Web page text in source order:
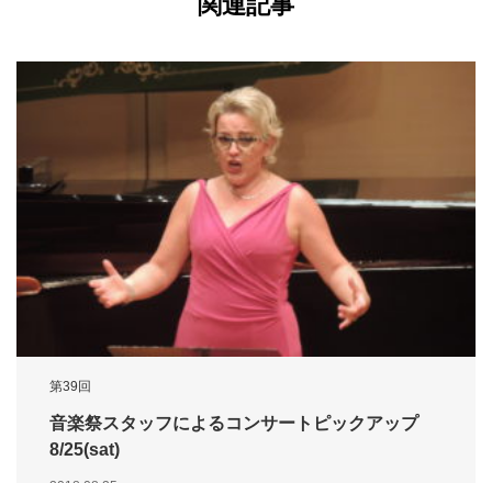
第39回
音楽祭スタッフによるコンサートピックアップ
8/25(sat)